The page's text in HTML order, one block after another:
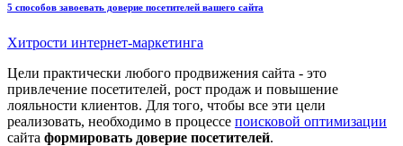
5 способов завоевать доверие посетителей вашего сайта
Хитрости интернет-маркетинга
Цели практически любого продвижения сайта - это
привлечение посетителей, рост продаж и повышение
лояльности клиентов. Для того, чтобы все эти цели
реализовать, необходимо в процессе поисковой оптимизации
сайта формировать доверие посетителей.